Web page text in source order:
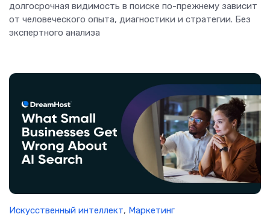
долгосрочная видимость в поиске по-прежнему зависит
от человеческого опыта, диагностики и стратегии. Без
экспертного анализа
Искусственный интеллект, Маркетинг